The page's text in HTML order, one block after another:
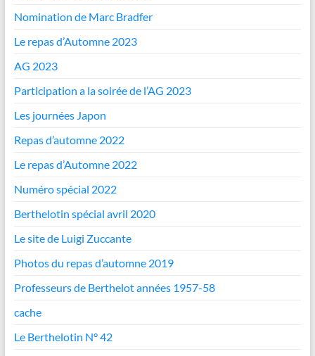
Nomination de Marc Bradfer
Le repas d’Automne 2023
AG 2023
Participation a la soirée de l’AG 2023
Les journées Japon
Repas d’automne 2022
Le repas d’Automne 2022
Numéro spécial 2022
Berthelotin spécial avril 2020
Le site de Luigi Zuccante
Photos du repas d’automne 2019
Professeurs de Berthelot années 1957-58
cache
Le Berthelotin N° 42